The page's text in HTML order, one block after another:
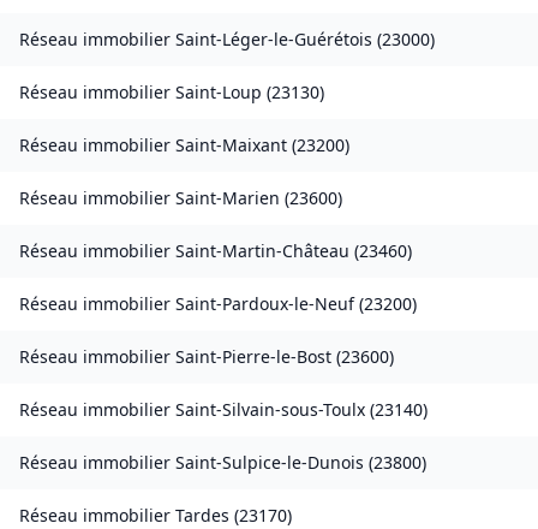
Réseau immobilier Saint-Léger-le-Guérétois (23000)
Réseau immobilier Saint-Loup (23130)
Réseau immobilier Saint-Maixant (23200)
Réseau immobilier Saint-Marien (23600)
Réseau immobilier Saint-Martin-Château (23460)
Réseau immobilier Saint-Pardoux-le-Neuf(23200)
Réseau immobilier Saint-Pierre-le-Bost (23600)
Réseau immobilier Saint-Silvain-sous-Toulx (23140)
Réseau immobilier Saint-Sulpice-le-Dunois (23800)
Réseau immobilier Tardes (23170)